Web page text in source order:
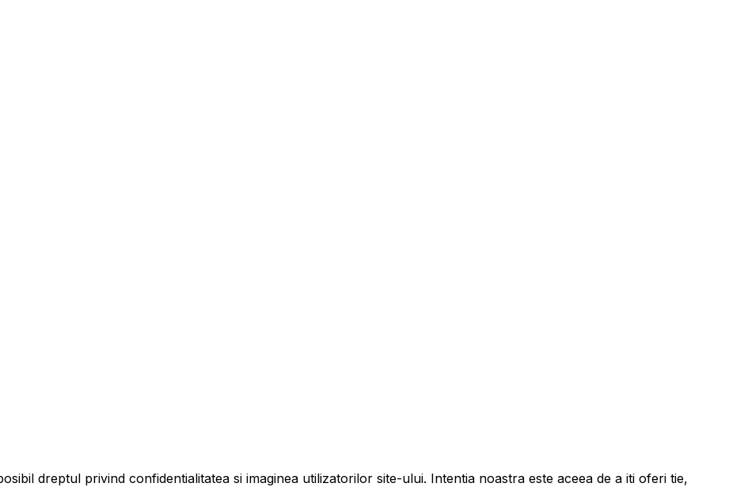
dreptul privind confidentialitatea si imaginea utilizatorilor site-ului. Intentia noastra este aceea de a iti oferi tie,